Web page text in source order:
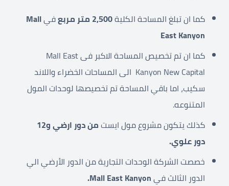
كما ان تبلغ المساحة الكلية2,500 متر مربع فيMall
East Kanyon
كما ان تم تخصيص المساحة الاكبر فى Mall East
Kanyon New Capital الى المساحات الخضراء واللاند
سكيب، اما باقي المساحة تم تخصيصها لوحدات المول
المتنوعه.
كذلك يتكون مشروع مول ايست
من دور ارضي و12
دور علوي.
خصصت الشركة الوحدات التجارية من الدور الأرضي الي
الدور الثالث فيMall East Kanyon.